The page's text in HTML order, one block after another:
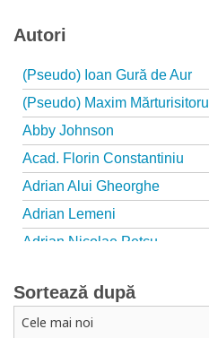
Autori
(Pseudo) Ioan Gură de Aur
(Pseudo) Maxim Mărturisitorul
Abby Johnson
Acad. Florin Constantiniu
Adrian Alui Gheorghe
Adrian Lemeni
Adrian Nicolae Petcu
Adriana Petrescu
Alexandra Rotariu
Sortează după